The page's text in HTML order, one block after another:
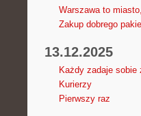
Warszawa to
Zakup dobrego
13.12.2025
Każdy zadaje
Kurierzy
Pierwszy raz